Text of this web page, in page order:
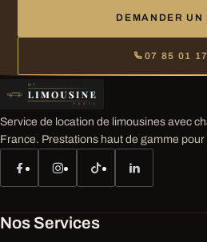
DEMANDER UN
07 85 01
Service de location de limousines avec
France. Prestations haut de gamme
Nos Services